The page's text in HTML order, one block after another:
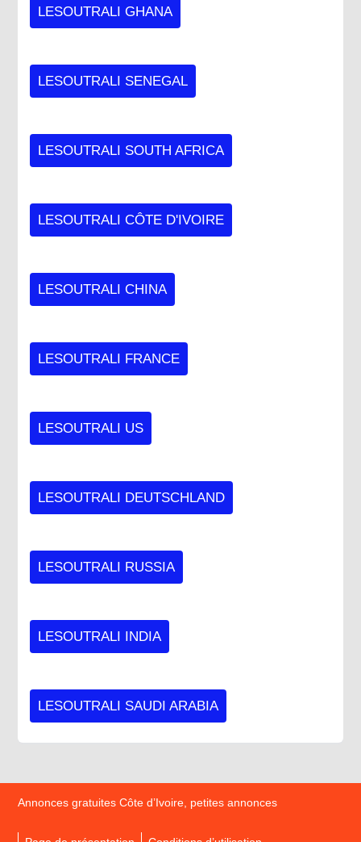
LESOUTRALI GHANA
LESOUTRALI SENEGAL
LESOUTRALI SOUTH AFRICA
LESOUTRALI CÔTE D'IVOIRE
LESOUTRALI CHINA
LESOUTRALI FRANCE
LESOUTRALI US
LESOUTRALI DEUTSCHLAND
LESOUTRALI RUSSIA
LESOUTRALI INDIA
LESOUTRALI SAUDI ARABIA
Annonces gratuites Côte d’Ivoire, petites annonces